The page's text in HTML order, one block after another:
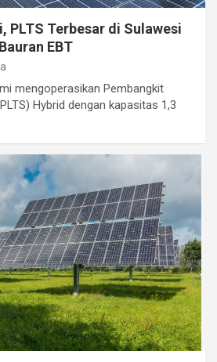
PLTS Terbesar di Sulawesi
EBT
mengoperasikan Pembangkit
Hybrid dengan kapasitas 1,3